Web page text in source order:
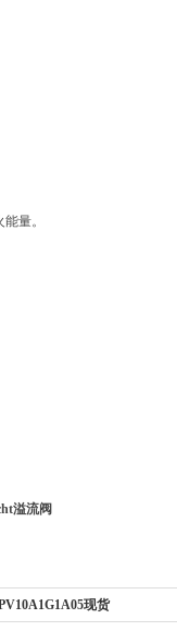
量。
溢流阀
现货